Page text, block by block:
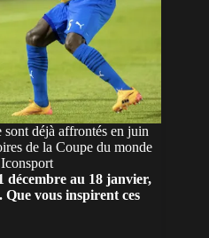
déjà affrontés en juin
de la Coupe du monde
décembre au 18 janvier,
Que vous inspirent ces